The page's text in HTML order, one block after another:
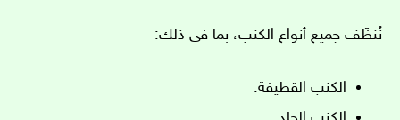
نُنظّف جميع أنواع الكنب، بما في ذلك:
الكنب القطيفة.